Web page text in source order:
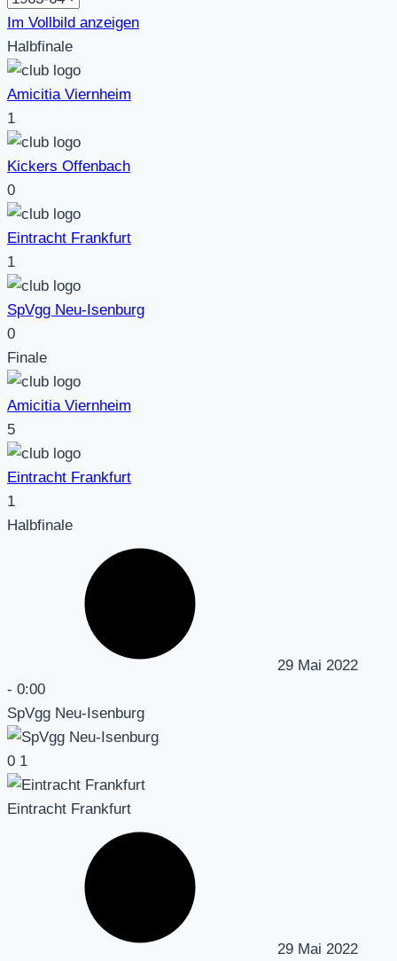
Im Vollbild anzeigen
Halbfinale
Amicitia Viernheim
1
Kickers Offenbach
0
Eintracht Frankfurt
1
SpVgg Neu-Isenburg
0
Finale
Amicitia Viernheim
5
Eintracht Frankfurt
1
Halbfinale
29 Mai 2022
- 0:00
SpVgg Neu-Isenburg
0 1
Eintracht Frankfurt
29 Mai 2022